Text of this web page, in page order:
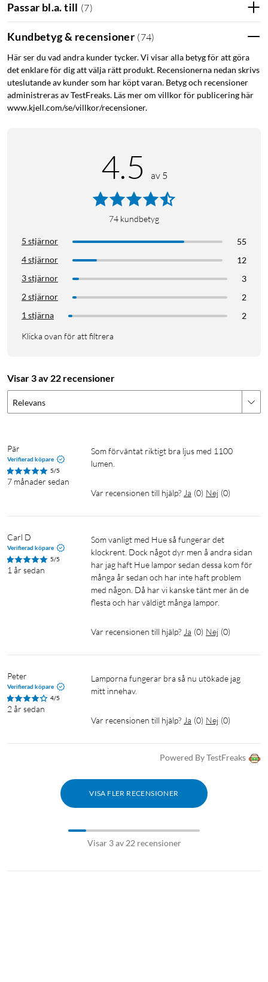
Passar bl.a. till (7)
Kundbetyg & recensioner (74)
Här ser du vad andra kunder tycker. Vi visar alla betyg för att göra
det enklare för dig att välja rätt produkt. Recensionerna nedan skrivs
uteslutande av kunder som har köpt varan. Betyg och recensioner
administreras av TestFreaks. Läs mer om villkor för publicering här
www.kjell.com/se/villkor/recensioner.
4.5 av 5
74 kundbetyg
5 stjärnor
55
4 stjärnor
12
3 stjärnor
3
2 stjärnor
2
1 stjärna
2
Klicka ovan för att filtrera
Visar 3 av 22 recensioner
Relevans
Pär
Verifierad köpare
5/5
7 månader sedan
Som förväntat riktigt bra ljus med 1100
lumen.
Var recensionen till hjälp? Ja (0) Nej (0)
Carl D
Verifierad köpare
5/5
1 år sedan
Som vanligt med Hue så fungerar det
klockrent. Dock något dyr men å andra sidan
har jag haft Hue lampor sedan dessa kom för
många år sedan och har inte haft problem
med någon. Då har vi kanske tänt mer än de
flesta och har väldigt många lampor.
Var recensionen till hjälp? Ja (0) Nej (0)
Peter
Verifierad köpare
4/5
2 år sedan
Lamporna fungerar bra så nu utökade jag
mitt innehav.
Var recensionen till hjälp? Ja (0) Nej (0)
Powered By TestFreaks
VISA FLER RECENSIONER
Visar 3 av 22 recensioner